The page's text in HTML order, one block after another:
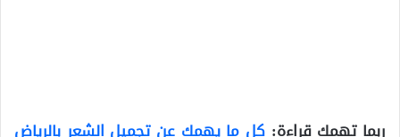
ربما تهمك قراءة: كل ما يهمك عن تجميل الشعر بالرياض